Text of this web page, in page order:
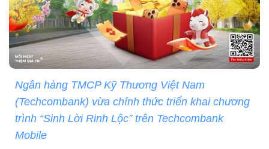
Ngân hàng TMCP Kỹ Thương Việt Nam
(Techcombank) vừa chính thức triển khai chương
trình “Sinh Lời Rinh Lộc” trên Techcombank
Mobile